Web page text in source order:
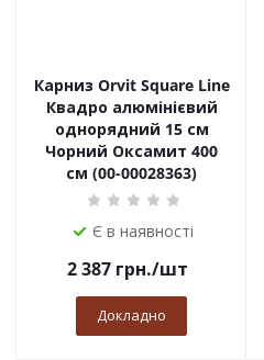
Карниз Orvit Square Line
Квадро алюмінієвий
однорядний 15 см
Чорний Оксамит 400
см (00-00028363)
Є в наявності
2 387 грн./шт
Докладно